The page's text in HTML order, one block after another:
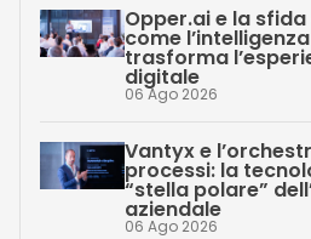
Opper.ai e la
come
trasforma
digitale
06 Ago 2026
Vantyx e
processi: la
“stella polare”
aziendale
06 Ago 2026